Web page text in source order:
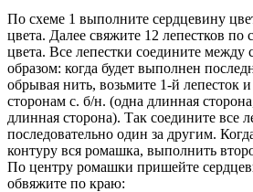
По схеме 1 выполните сердцевину
цвета. Далее свяжите 12 лепестков по
цвета. Все лепестки соедините
образом: когда будет выполнен
обрывая нить, возьмите 1-й лепесток
сторонам с. б/н. (одна длинная
длинная сторона). Так соедините все
последовательно один за другим.
контуру вся ромашка, выполнить
По центру ромашки пришейте
обвяжите по краю: